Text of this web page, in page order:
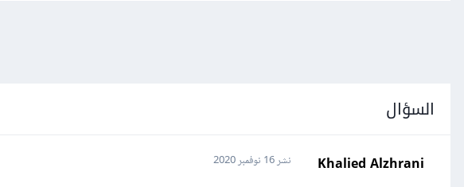
السؤال
Khalied Alzhrani نشر16 نوفمبر 2020